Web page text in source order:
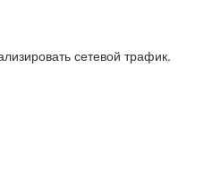
сетевой трафик.